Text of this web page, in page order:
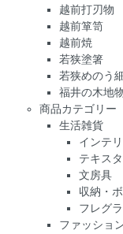
越前打刃物
越前箪笥
越前焼
若狭塗箸
若狭めのう
福井の木地
商品カテゴリー
生活雑貨
インテ
テキス
文房具
収納・
フレグ
ファッショ